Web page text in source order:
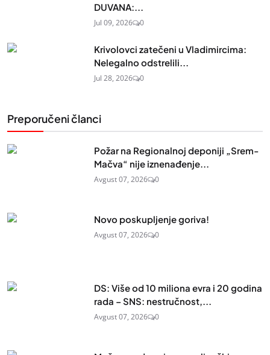
DUVANA:...
Jul 09, 2026 0
Krivolovci zatečeni u Vladimircima:
Nelegalno odstrelili...
Jul 28, 2026 0
Preporučeni članci
Požar na Regionalnoj deponiji „Srem-
Mačva“ nije iznenađenje...
Avgust 07, 2026 0
Novo poskupljenje goriva!
Avgust 07, 2026 0
DS: Više od 10 miliona evra i 20 godina
rada – SNS: nestručnost,...
Avgust 07, 2026 0